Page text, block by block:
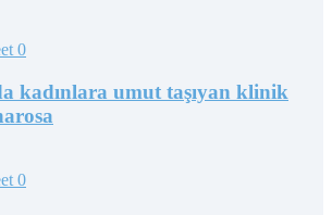
0
kadınlara umut taşıyan klinik
0